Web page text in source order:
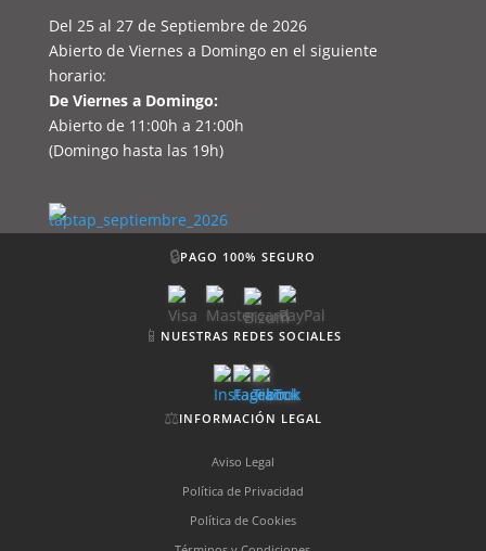
Del 25 al 27 de Septiembre de 2026
Abierto de Viernes a Domingo en el siguiente
horario:
De Viernes a Domingo:
Abierto de 11:00h a 21:00h
(Domingo hasta las 19h)
🔒PAGO 100% SEGURO
📱 NUESTRAS REDES SOCIALES
⚖️INFORMACIÓN LEGAL
Aviso Legal
Política de Privacidad
Política de Cookies